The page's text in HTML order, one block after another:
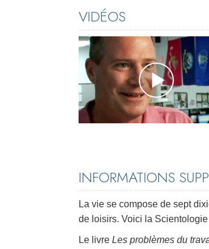
VIDÉOS
INFORMATIONS
La vie se compose de sept
de loisirs. Voici la
Le livre Les problèmes du